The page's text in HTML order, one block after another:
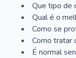
Que tipo de
Qual é o
Como se
Como tratar
É normal